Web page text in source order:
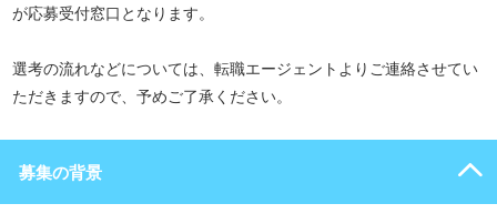
が応募受付窓口となります。
選考の流れなどについては、転職エージェントよりご連絡させてい
ただきますので、予めご了承ください。
募集の背景